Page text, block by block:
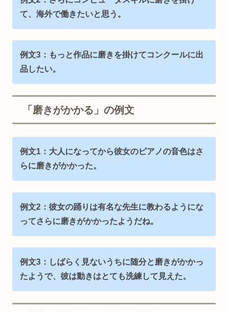
て、海外で働きたいと思う。
例文3：もっと作品に磨きを掛けてコンクールに出
品したい。
「磨きがかかる」の例文
例文1：大人になってから彼女のピアノの音色はさ
らに磨きがかかった。
例文2：彼女の踊りは有名な先生に教わるようにな
ってさらに磨きがかかったようだね。
例文3：しばらく見ないうちに随分と磨きがかかっ
たようで、彼は動きはとても洗練して見えた。